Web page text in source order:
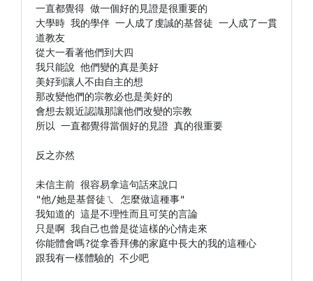
一直都覺得 做一個好的見證是很重要的
大學時 我的學伴 一人成了虔誠的基督徒 一人成了一貫
道教友
從大一看著他們到大四
我只能說 他們變的真是美好
美好到讓人不由自主的想
那改變他們的宗教必也是美好的
會想去親近認識那讓他們改變的宗教
所以 一直都覺得當個好的見證 真的很重要
反之亦然
未信主前 很容易拿這句話來說口
"他/她是基督徒ㄟ 怎麼做這種事"
我知道的 這是不理性而且可笑的言論
只是啊 我自己也曾是從這樣的心情走來
你能體會嗎?從拿香拜佛的家庭中長大的我的這種心
跟我有一樣體驗的 不少吧